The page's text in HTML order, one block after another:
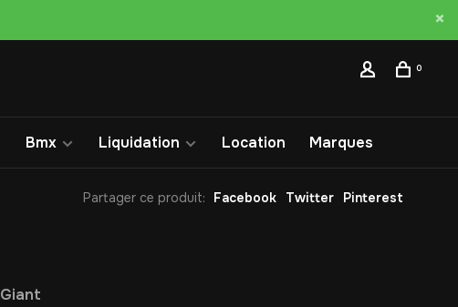
0
Bmx Liquidation Location Marques
Partager ce produit: Facebook Twitter Pinterest
Giant